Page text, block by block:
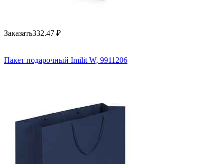
Заказать332.47 ₽
Пакет подарочный Imilit W, 9911206